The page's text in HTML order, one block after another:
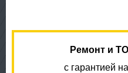
Ремонт и
с гарантией